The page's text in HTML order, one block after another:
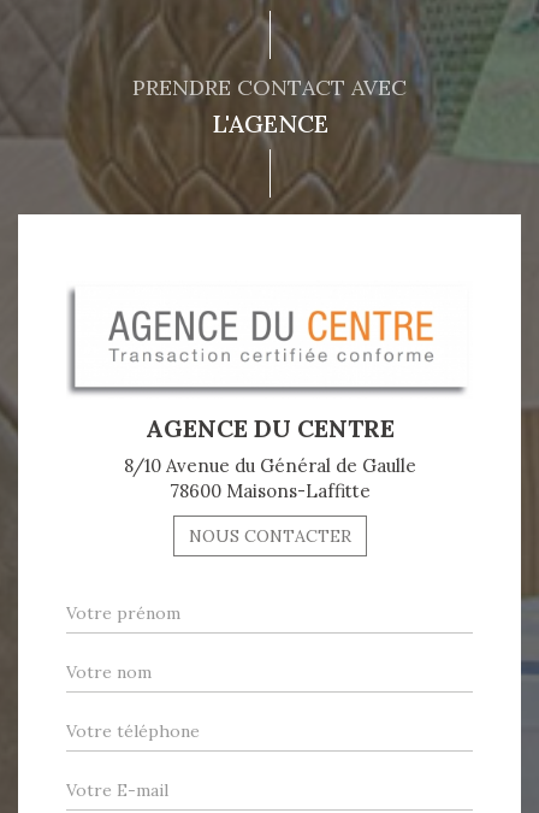
PRENDRE CONTACT AVEC
L'AGENCE
AGENCE DU CENTRE
8/10 Avenue du Général de Gaulle
78600 Maisons-Laffitte
NOUS CONTACTER